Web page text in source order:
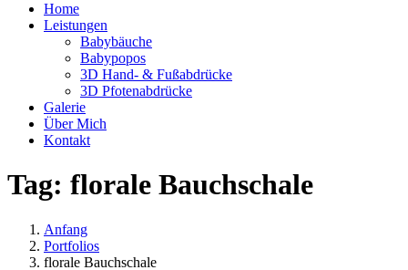
Home
Leistungen
Babybäuche
Babypopos
3D Hand- & Fußabdrücke
3D Pfotenabdrücke
Galerie
Über Mich
Kontakt
Tag: florale Bauchschale
Anfang
Portfolios
florale Bauchschale